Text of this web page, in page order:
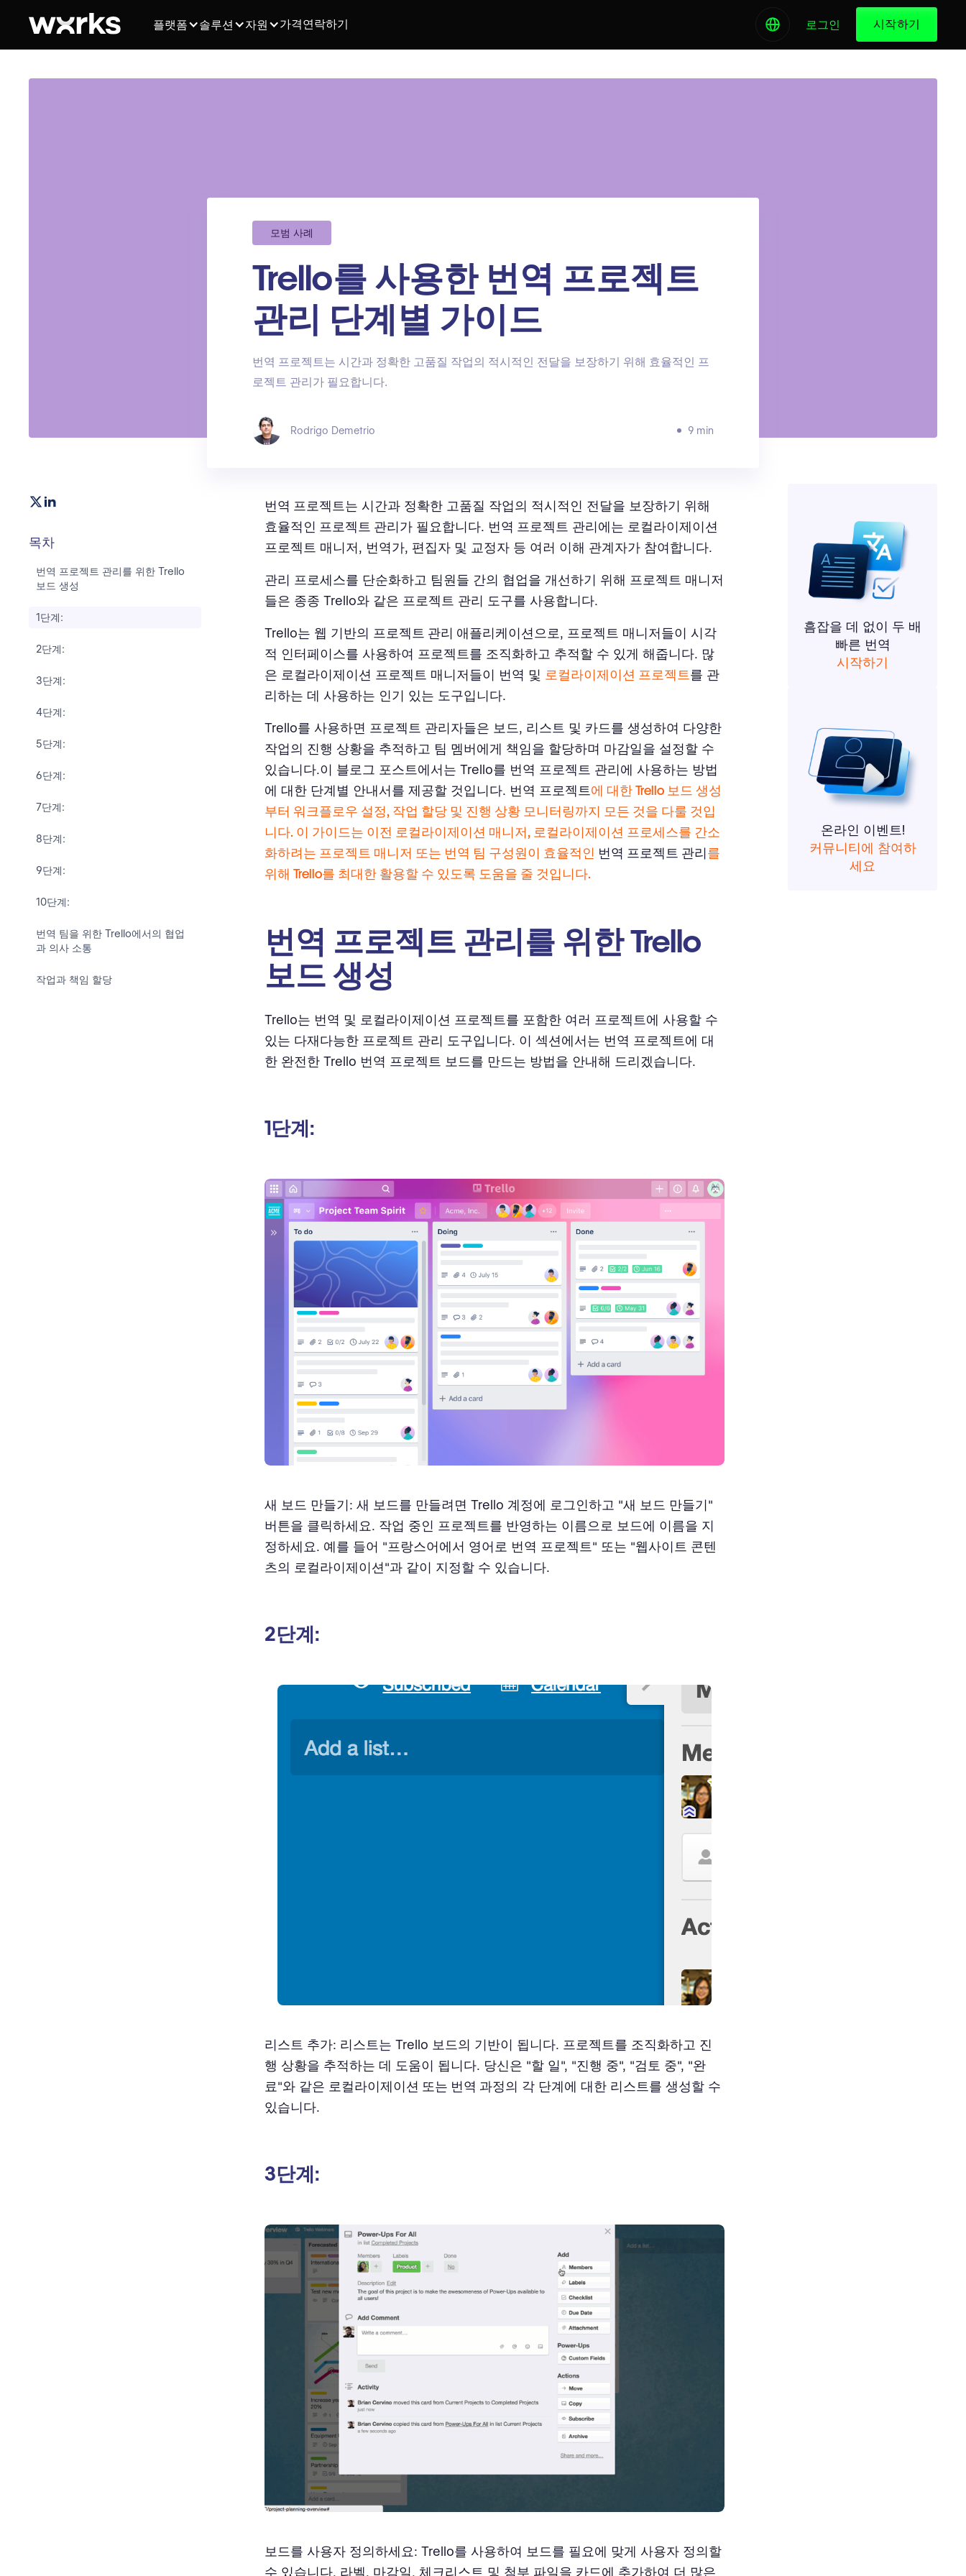
플랫폼 솔루션 자원 가격연락하기 로그인 시작하기
모범 사례
Trello를 사용한 번역 프로젝트
관리 단계별 가이드
번역 프로젝트는 시간과 정확한 고품질 작업의 적시적인 전달을 보장하기 위해 효율적인 프
로젝트 관리가 필요합니다.
Rodrigo Demetrio 9 min
목차
번역 프로젝트 관리를 위한 Trello
보드 생성
1단계:
2단계:
3단계:
4단계:
5단계:
6단계:
7단계:
8단계:
9단계:
10단계:
번역 팀을 위한 Trello에서의 협업
과 의사 소통
작업과 책임 할당
번역 프로젝트는 시간과 정확한 고품질 작업의 적시적인 전달을 보장하기 위해
효율적인 프로젝트 관리가 필요합니다. 번역 프로젝트 관리에는 로컬라이제이션
프로젝트 매니저, 번역가, 편집자 및 교정자 등 여러 이해 관계자가 참여합니다.
관리 프로세스를 단순화하고 팀원들 간의 협업을 개선하기 위해 프로젝트 매니저
들은 종종 Trello와 같은 프로젝트 관리 도구를 사용합니다.
Trello는 웹 기반의 프로젝트 관리 애플리케이션 으로, 프로젝트 매니저들이 시각
적 인터페이스를 사용하여 프로젝트를 조직화하고 추적할 수 있게 해줍니다. 많
은 로컬라이제이션 프로젝트 매니저들이 번역 및 로컬라이제이션 프로젝트를 관
리하는 데 사용하는 인기 있는 도구입니다.
Trello를 사용하면 프로젝트 관리자들은 보드, 리스트 및 카드를 생성하여 다양한
작업의 진행 상황을 추적하고 팀 멤버에게 책임을 할당하며 마감일을 설정할 수
있습니다.이 블로그 포스트에서는 Trello를 번역 프로젝트 관리에 사용하는 방법
에 대한 단계별 안내서를 제공할 것입니다. 번역 프로젝트에 대한 Trello 보드 생성
부터 워크플로우 설정, 작업 할당 및 진행 상황 모니터링까지 모든 것을 다룰 것입
니다. 이 가이드는 이전 로컬라이제이션 매니저, 로컬라이제이션 프로세스를 간소
화하려는 프로젝트 매니저 또는 번역 팀 구성원이 효율적인 번역 프로젝트 관리를
위해 Trello를 최대한 활용할 수 있도록 도움을 줄 것입니다.
번역 프로젝트 관리를 위한 Trello
보드 생성
Trello는 번역 및 로컬라이제이션 프로젝트를 포함한 여러 프로젝트에 사용할 수
있는 다재다능한 프로젝트 관리 도구입니다. 이 섹션에서는 번역 프로젝트에 대
한 완전한 Trello 번역 프로젝트 보드를 만드는 방법을 안내해 드리겠습니다.
1단계:
새 보드 만들기: 새 보드를 만들려면 Trello 계정에 로그인하고 "새 보드 만들기"
버튼을 클릭하세요. 작업 중인 프로젝트를 반영하는 이름으로 보드에 이름을 지
정하세요. 예를 들어 "프랑스어에서 영어로 번역 프로젝트" 또는 "웹사이트 콘텐
츠의 로컬라이제이션"과 같이 지정할 수 있습니다.
2단계:
리스트 추가: 리스트는 Trello 보드의 기반이 됩니다. 프로젝트를 조직화하고 진
행 상황을 추적하는 데 도움이 됩니다. 당신은 "할 일", "진행 중", "검토 중", "완
료"와 같은 로컬라이제이션 또는 번역 과정의 각 단계에 대한 리스트를 생성할 수
있습니다.
3단계:
보드를 사용자 정의하세요: Trello를 사용하여 보드를 필요에 맞게 사용자 정의할
수 있습니다. 라벨, 마감일, 체크리스트 및 첨부 파일을 카드에 추가하여 더 많은
흠잡을 데 없이 두 배
빠른 번역
시작하기
온라인 이벤트!
커뮤니티에 참여하
세요